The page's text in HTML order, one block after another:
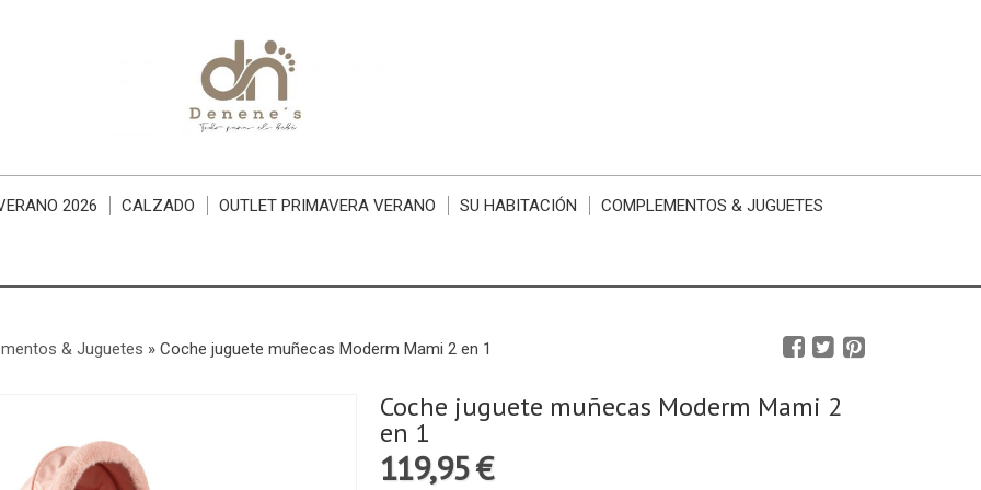
2026 CALZADO OUTLET PRIMAVERA VERANO SU HABITACIÓN COMPLEMENTOS & JUGUETES
& Juguetes » Coche juguete muñecas Moderm Mami 2 en 1
Coche juguete muñecas Moderm Mami 2
en 1
119,95 €